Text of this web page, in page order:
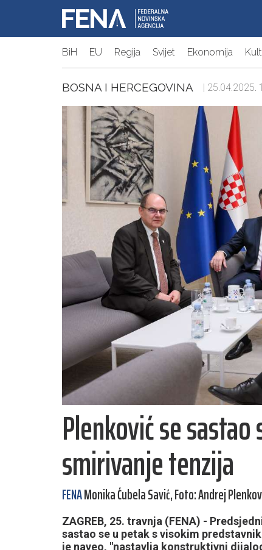
BiH EU Regija Svijet Ekonomija
BOSNA I HERCEGOVINA | 25.04.2025.
Plenković se
smirivanje tenzija
FENAMonika Ćubela Savić, Foto: Andrej
ZAGREB, 25. travnja (FENA) -
sastao se u petak s visokim
je naveo, "nastavlja konstruktivni